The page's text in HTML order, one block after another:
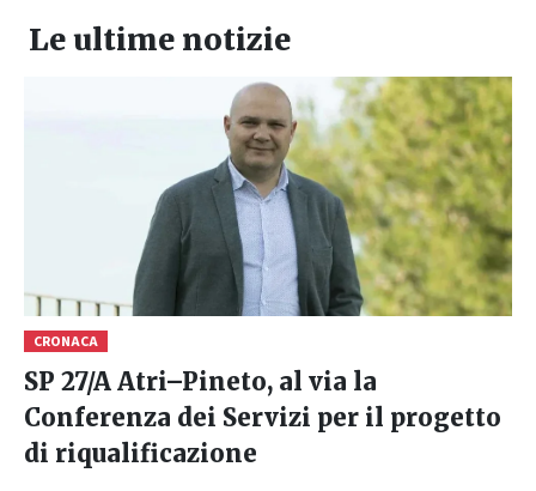
Le ultime notizie
CRONACA
SP 27/A Atri–Pineto, al via la
Conferenza dei Servizi per il progetto
di riqualificazione